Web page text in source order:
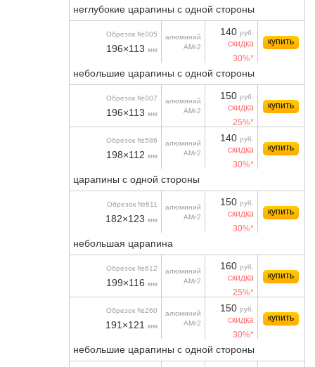
неглубокие царапины с одной стороны
Обрезок №005
196×113 мм
алюминий
АМг2
140 руб.
скидка
30%*
купить
небольшие царапины с одной стороны
Обрезок №007
196×113 мм
алюминий
АМг2
150 руб.
скидка
25%*
купить
Обрезок №586
198×112 мм
алюминий
АМг2
140 руб.
скидка
30%*
купить
царапины с одной стороны
Обрезок №611
182×123 мм
алюминий
АМг2
150 руб.
скидка
30%*
купить
небольшая царапина
Обрезок №612
199×116 мм
алюминий
АМг2
160 руб.
скидка
25%*
купить
Обрезок №260
191×121 мм
алюминий
АМг2
150 руб.
скидка
30%*
купить
небольшие царапины с одной стороны